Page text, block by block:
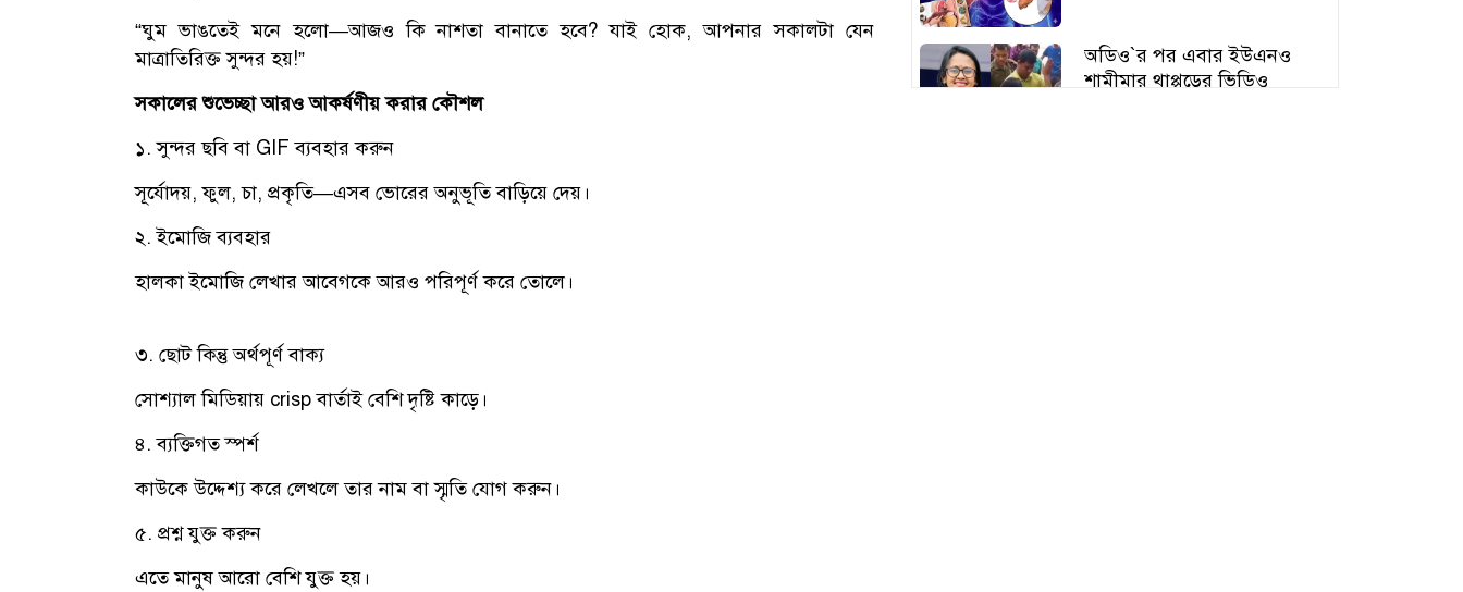
“ঘুম ভাঙতেই মনে হলো—আজও কি নাশতা বানাতে হবে? যাই হোক, আপনার সকালটা যেন
মাত্রাতিরিক্ত সুন্দর হয়!”
সকালের শুভেচ্ছা আরও আকর্ষণীয় করার কৌশল
১. সুন্দর ছবি বা GIF ব্যবহার করুন
সূর্যোদয়, ফুল, চা, প্রকৃতি—এসব ভোরের অনুভূতি বাড়িয়ে দেয়।
২. ইমোজি ব্যবহার
হালকা ইমোজি লেখার আবেগকে আরও পরিপূর্ণ করে তোলে।
৩. ছোট কিন্তু অর্থপূর্ণ বাক্য
সোশ্যাল মিডিয়ায় crisp বার্তাই বেশি দৃষ্টি কাড়ে।
৪. ব্যক্তিগত স্পর্শ
কাউকে উদ্দেশ্য করে লেখলে তার নাম বা স্মৃতি যোগ করুন।
৫. প্রশ্ন যুক্ত করুন
এতে মানুষ আরো বেশি যুক্ত হয়।
অডিও‍‍`র পর এবার ইউএনও
শামীমার থাপ্পড়ের ভিডিও